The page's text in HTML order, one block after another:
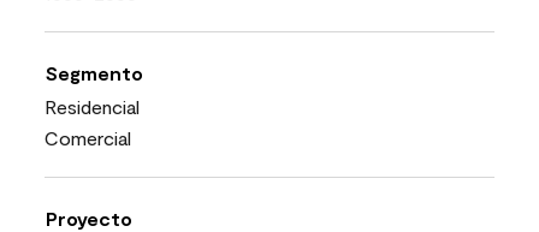
Segmento
Residencial
Comercial
Proyecto